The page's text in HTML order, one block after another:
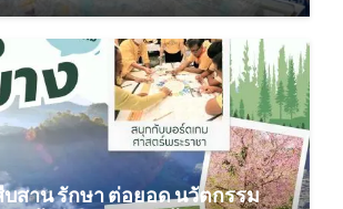
สาน รักษา ต่อยอด นวัตกรรม